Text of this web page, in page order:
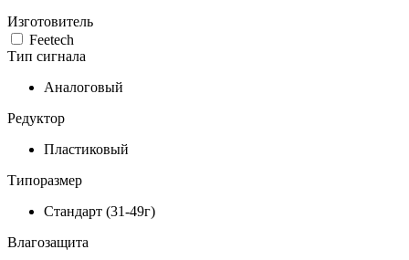
Изготовитель
Feetech
Тип сигнала
Аналоговый
Редуктор
Пластиковый
Типоразмер
Стандарт (31-49г)
Влагозащита